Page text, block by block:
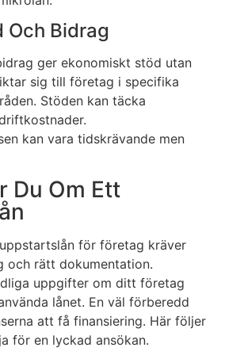
Och Bidrag
ger ekonomiskt stöd utan
sig till företag i specifika
Stöden kan täcka
kan vara tidskrävande men
Du Om Ett
för företag kräver
och rätt dokumentation.
uppgifter om ditt företag
lånet. En väl förberedd
att få finansiering. Här följer
för en lyckad ansökan.